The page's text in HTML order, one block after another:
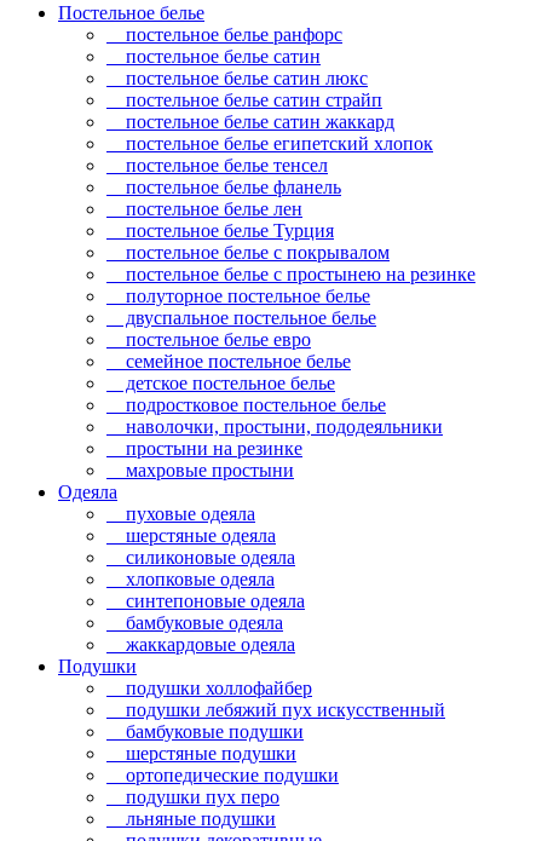
Постельное белье
постельное белье ранфорс
постельное белье сатин
постельное белье сатин люкс
постельное белье сатин страйп
постельное белье сатин жаккард
постельное белье египетский хлопок
постельное белье тенсел
постельное белье фланель
постельное белье лен
постельное белье Турция
постельное белье с покрывалом
постельное белье с простынею на резинке
полуторное постельное белье
двуспальное постельное белье
постельное белье евро
семейное постельное белье
детское постельное белье
подростковое постельное белье
наволочки, простыни, пододеяльники
простыни на резинке
махровые простыни
Одеяла
пуховые одеяла
шерстяные одеяла
силиконовые одеяла
хлопковые одеяла
синтепоновые одеяла
бамбуковые одеяла
жаккардовые одеяла
Подушки
подушки холлофайбер
подушки лебяжий пух искусственный
бамбуковые подушки
шерстяные подушки
ортопедические подушки
подушки пух перо
льняные подушки